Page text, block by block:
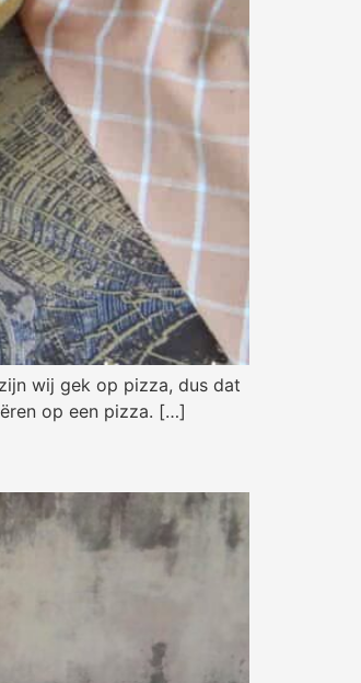
wij gek op pizza, dus dat
op een pizza. […]